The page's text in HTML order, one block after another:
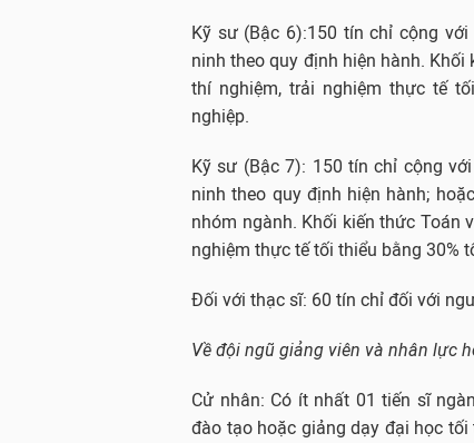
Kỹ sư (Bậc 6):150 tín chỉ cộng
ninh theo quy định hiện hành.
thí nghiệm, trải nghiệm thực tế
nghiệp.
Kỹ sư (Bậc 7): 150 tín chỉ cộng
ninh theo quy định hiện hành;
nhóm ngành. Khối kiến thức Toán
nghiệm thực tế tối thiểu bằng 30%
Đối với thạc sĩ: 60 tín chỉ đối với
Về đội ngũ giảng viên và nhân lực
Cử nhân: Có ít nhất 01 tiến sĩ
đào tạo hoặc giảng dạy đại học